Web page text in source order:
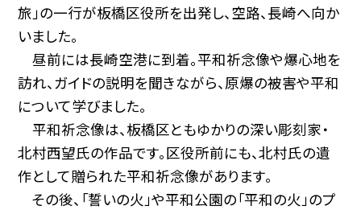
旅」の一行が板橋区役所を出発し、空路、長崎へ向か
いました。
昼前には長崎空港に到着。平和祈念像や爆心地を
訪れ、ガイドの説明を聞きながら、原爆の被害や平和
について学びました。
平和祈念像は、板橋区ともゆかりの深い彫刻家・
北村西望氏の作品です。区役所前にも、北村氏の遺
作として贈られた平和祈念像があります。
その後、「誓いの火」や平和公園の「平和の火」のプ